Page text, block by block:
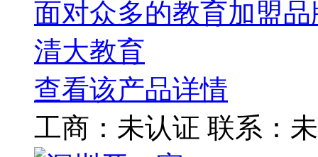
面对众多的教育加盟
清大教育
查看该产品详情
工商： 未认证 联系：